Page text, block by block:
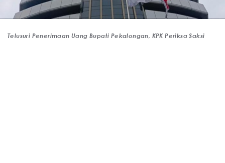
Telusuri Penerimaan Uang Bupati Pekalongan, KPK Periksa Saksi